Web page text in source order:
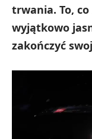
trwania. To,
wyjątkowo
zakończyć